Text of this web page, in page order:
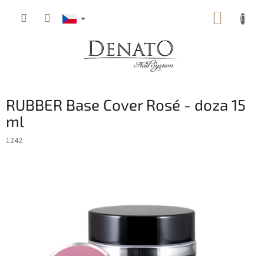
RUBBER Base Cover Rosé - doza 15
ml
1242